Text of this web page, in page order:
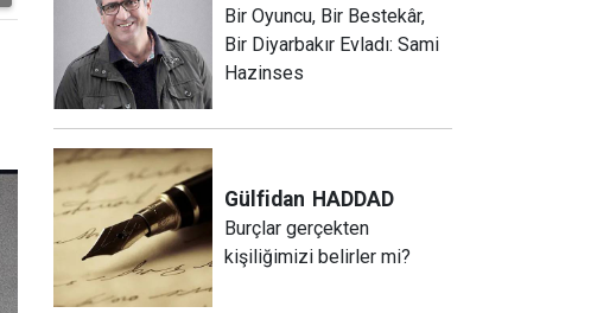
Bir Oyuncu, Bir Bestekâr,
Bir Diyarbakır Evladı: Sami
Hazinses
Gülfidan HADDAD
Burçlar gerçekten
kişiliğimizi belirler mi?